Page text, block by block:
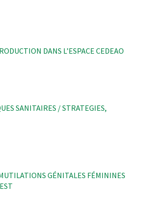
DANS L’ESPACE CEDEAO
SANITAIRES / STRATEGIES,
GÉNITALES FÉMININES